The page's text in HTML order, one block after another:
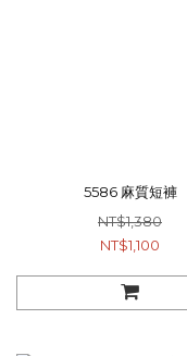
5586 麻質短褲
NT$1,380
NT$1,100